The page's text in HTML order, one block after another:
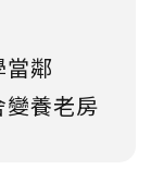
鄰
養老房